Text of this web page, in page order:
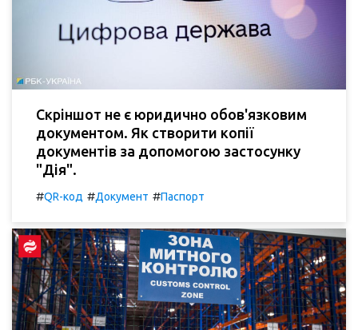
Скріншот не є юридично обов'язковим
документом. Як створити копії
документів за допомогою застосунку
"Дія".
#QR-код #Документ #Паспорт